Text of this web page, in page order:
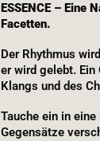
ESSENCE – Eine
Facetten.
Der Rhythmus
er wird gelebt. Ein
Klangs und des
Tauche ein in
Gegensätze